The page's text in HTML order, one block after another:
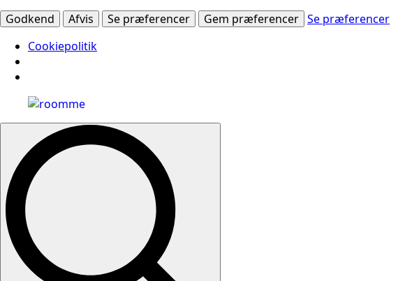
Godkend
Afvis Se præferencer Gem præferencer Se præferencer
Cookiepolitik